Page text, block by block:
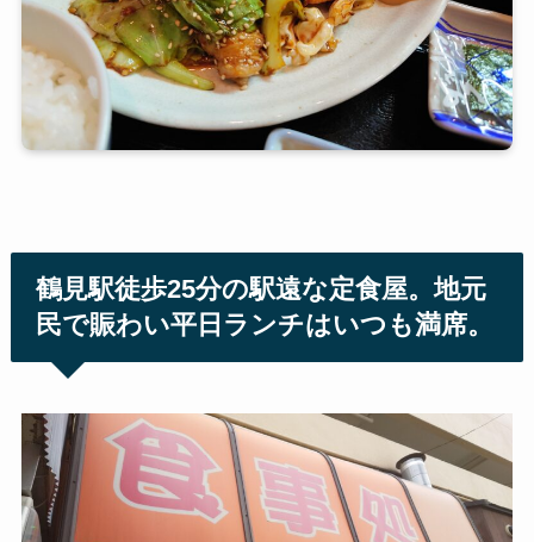
鶴見駅徒歩25分の駅遠な定食屋。地元
民で賑わい平日ランチはいつも満席。